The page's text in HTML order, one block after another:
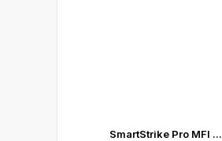
SmartStrike Pro MFI ...